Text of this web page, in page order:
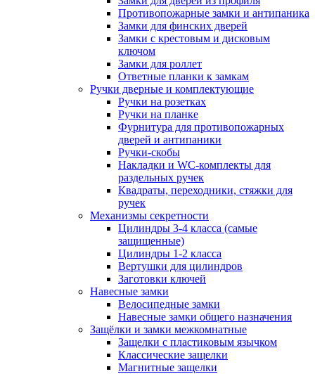
Противопожарные замки и антипаника
Замки для финских дверей
Замки с крестовым и дисковым
ключом
Замки для роллет
Ответные планки к замкам
Ручки дверные и комплектующие
Ручки на розетках
Ручки на планке
Фурнитура для противопожарных
дверей и антипаники
Ручки-скобы
Накладки и WC-комплекты для
раздельных ручек
Квадраты, переходники, стяжки для
ручек
Механизмы секретности
Цилиндры 3-4 класса (самые
защищенные)
Цилиндры 1-2 класса
Вертушки для цилиндров
Заготовки ключей
Навесные замки
Велосипедные замки
Навесные замки общего назначения
Защёлки и замки межкомнатные
Защелки с пластиковым язычком
Классические защелки
Магнитные защелки